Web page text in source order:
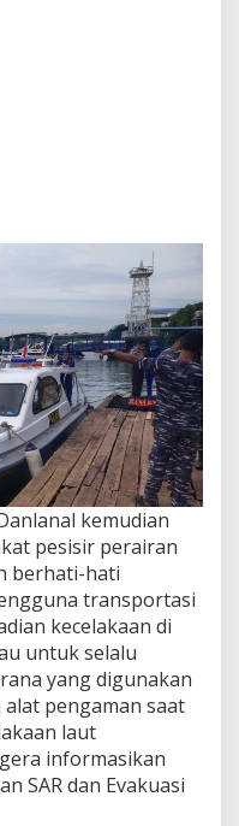
kemudian
pesisir perairan
berhati-hati
transportasi
kecelakaan di
untuk selalu
yang digunakan
pengaman saat
laut
informasikan
SAR dan Evakuasi